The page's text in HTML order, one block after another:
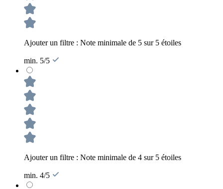
Ajouter un filtre : Note minimale de 5 sur 5 étoiles
min. 5/5
Ajouter un filtre : Note minimale de 4 sur 5 étoiles
min. 4/5